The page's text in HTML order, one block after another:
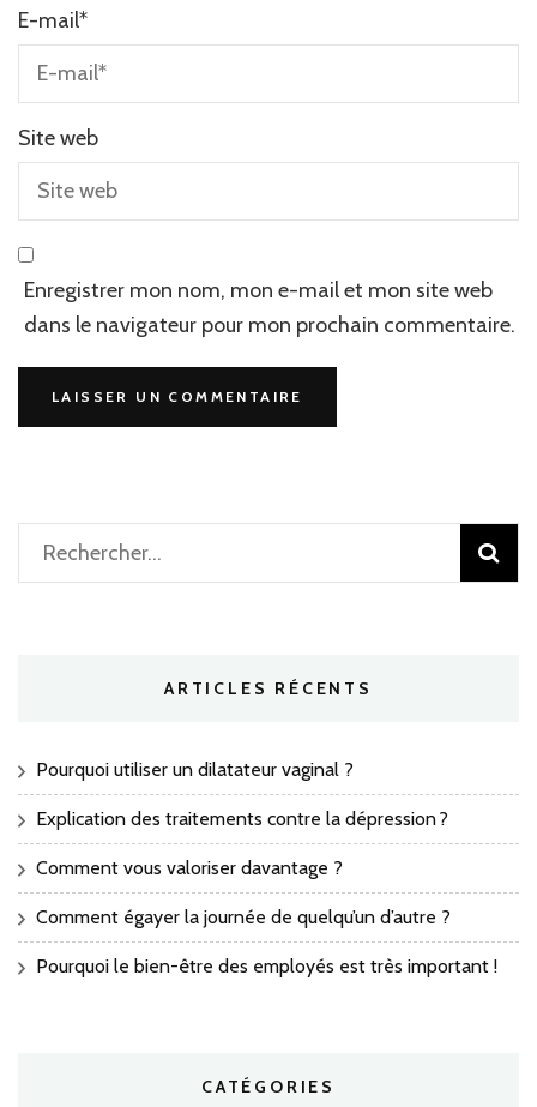
E-mail*
Site web
Enregistrer mon nom, mon e-mail et mon site web
dans le navigateur pour mon prochain commentaire.
Rechercher :
ARTICLES RÉCENTS
Pourquoi utiliser un dilatateur vaginal ?
Explication des traitements contre la dépression ?
Comment vous valoriser davantage ?
Comment égayer la journée de quelqu’un d’autre ?
Pourquoi le bien-être des employés est très important !
CATÉGORIES